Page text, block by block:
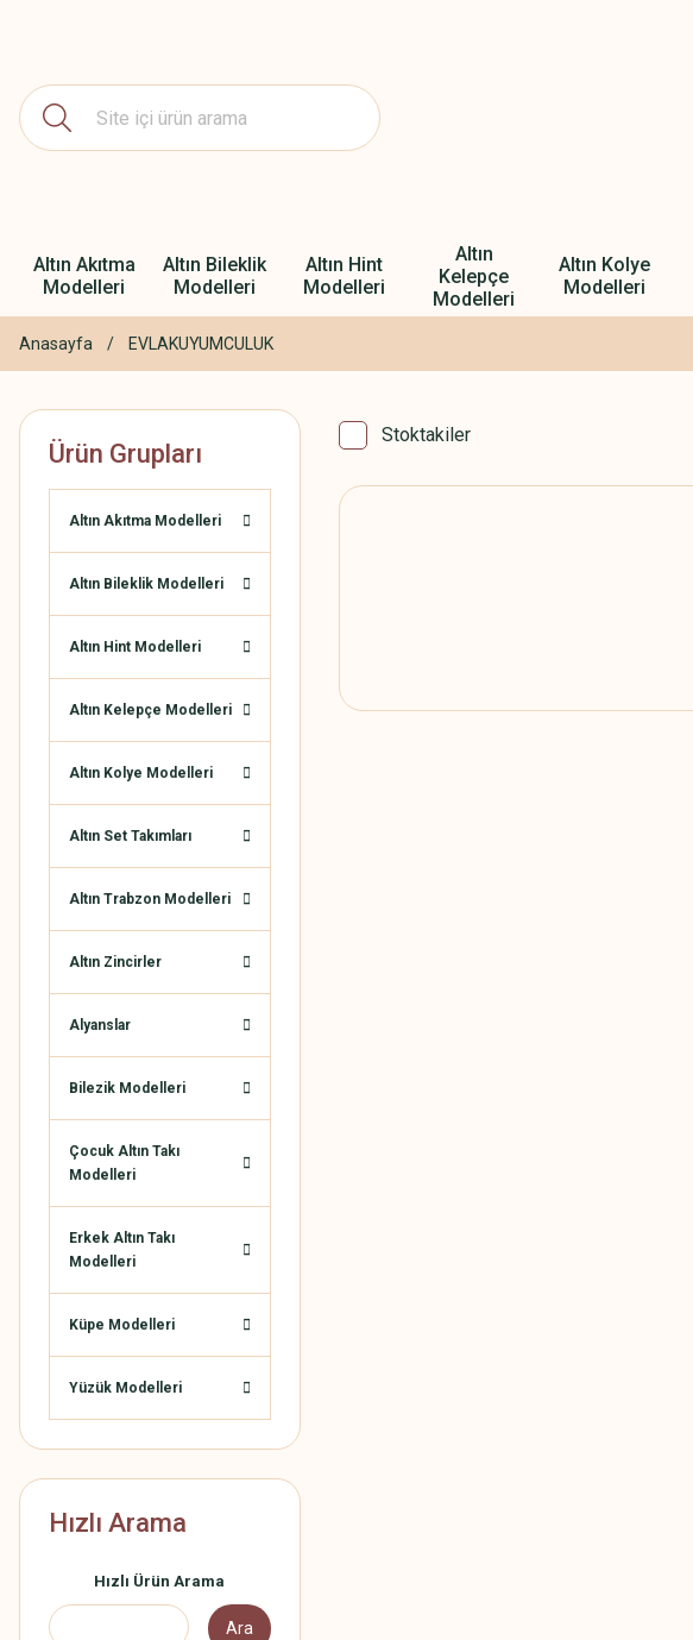
Altın Akıtma
Modelleri
Altın Bileklik
Modelleri
Altın Hint
Modelleri
Altın
Kelepçe
Modelleri
Altın Kolye
Modelleri
Anasayfa EVLAKUYUMCULUK
Ürün Grupları
Altın Akıtma Modelleri
Altın Bileklik Modelleri
Altın Hint Modelleri
Altın Kelepçe Modelleri
Altın Kolye Modelleri
Altın Set Takımları
Altın Trabzon Modelleri
Altın Zincirler
Alyanslar
Bilezik Modelleri
Çocuk Altın Takı
Modelleri
Erkek Altın Takı
Modelleri
Küpe Modelleri
Yüzük Modelleri
Hızlı Arama
Hızlı Ürün Arama
Ara
Stoktakiler